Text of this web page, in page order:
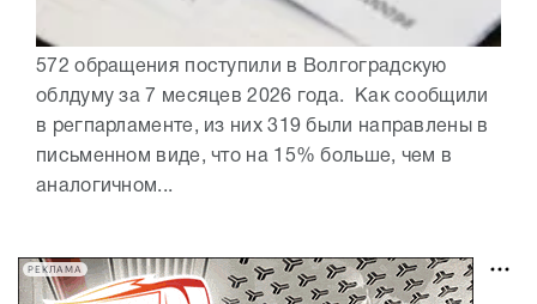
572 обращения поступили в Волгоградскую
облдуму за 7 месяцев 2026 года. Как сообщили
в регпарламенте, из них 319 были направлены в
письменном виде, что на 15% больше, чем в
аналогичном...
РЕКЛАМА